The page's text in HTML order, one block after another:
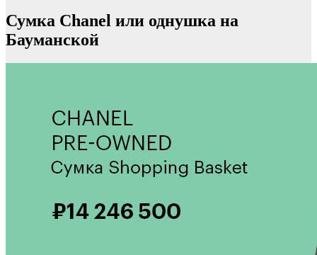
Сумка Chanel или однушка на
Бауманской